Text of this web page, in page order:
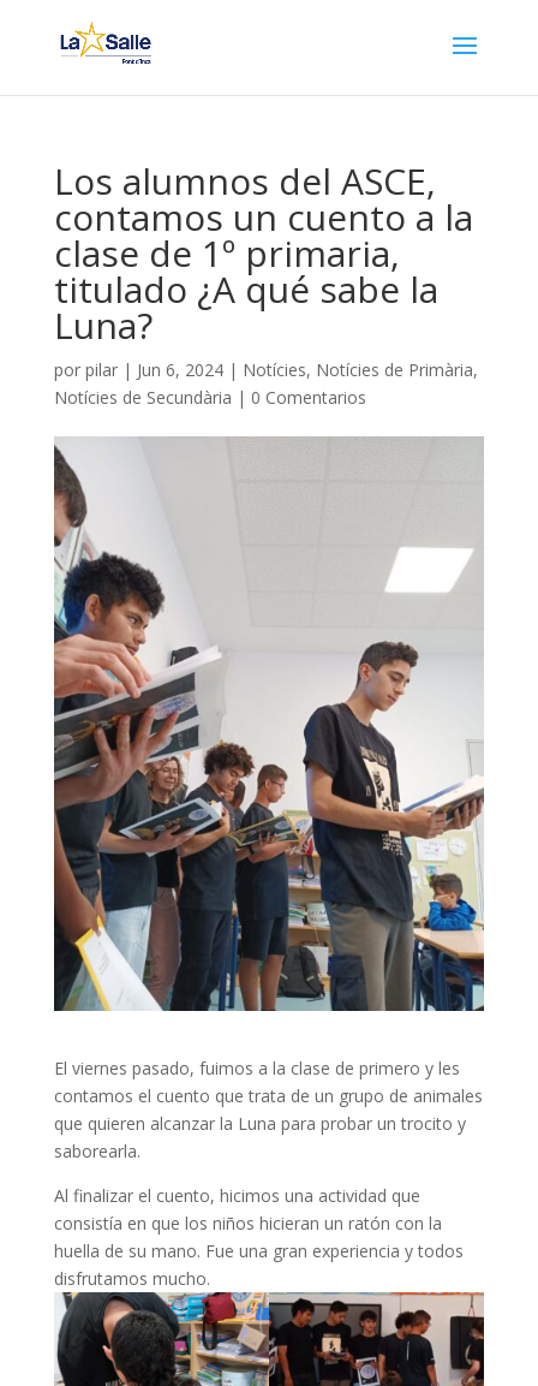
Los alumnos del ASCE,
contamos un cuento a la
clase de 1º primaria,
titulado ¿A qué sabe la
Luna?
por pilar| Jun 6, 2024| Notícies, Notícies de Primària,
Notícies de Secundària | 0 Comentarios
El viernes pasado, fuimos a la clase de primero y les
contamos el cuento que trata de un grupo de animales
que quieren alcanzar la Luna para probar un trocito y
saborearla.
Al finalizar el cuento, hicimos una actividad que
consistía en que los niños hicieran un ratón con la
huella de su mano. Fue una gran experiencia y todos
disfrutamos mucho.